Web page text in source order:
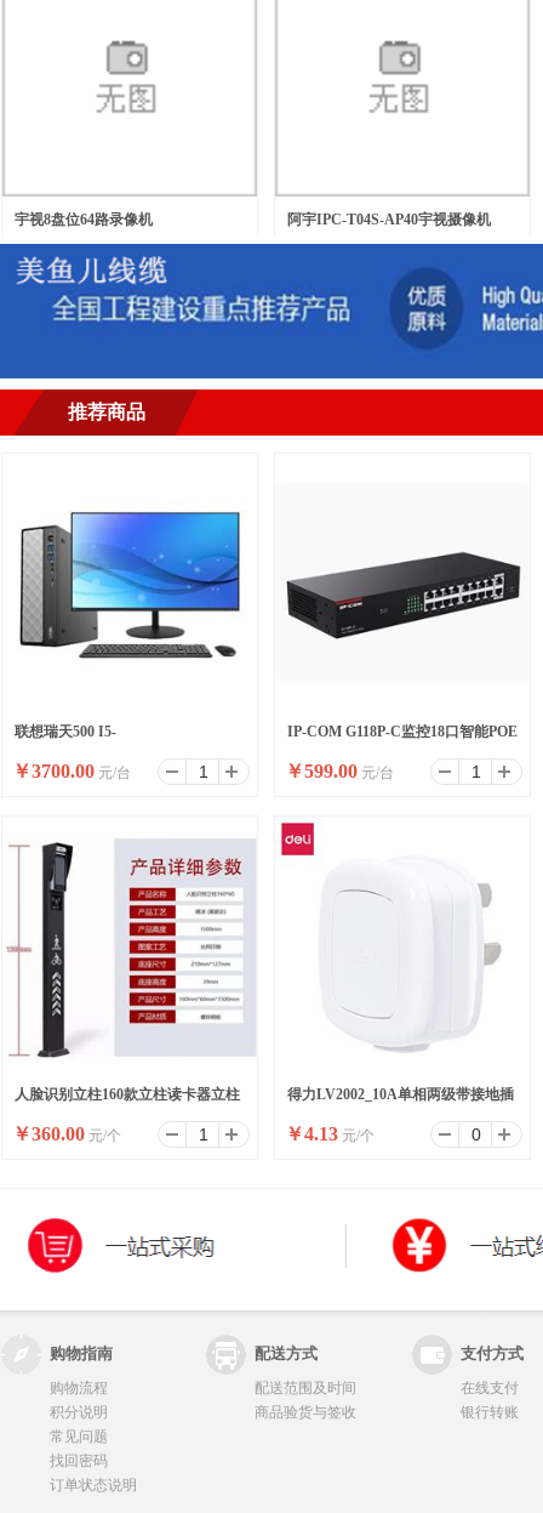
宇视8盘位64路录像机
￥0.00元/台
阿宇IPC-T04S-AP40宇视摄像机
推荐商品
联想瑞天500 I5-
13500HX/16G/512SSD/WIFI/8
￥3700.00 元/台
IP-COM G118P-C监控18口智能POE
高功率全千兆交换机
￥599.00 元/台
人脸识别立柱160款立柱读卡器立柱
刷卡器立柱按钮立柱
￥360.00 元/个
得力LV2002_10A单相两级带接地插
头_彩盒装(白)(10/盒)
￥4.13 元/个
购物指南 配送方式 支付方式
购物流程
积分说明
常见问题
找回密码
订单状态说明
配送范围及时间
商品验货与签收
在线支付
银行转账